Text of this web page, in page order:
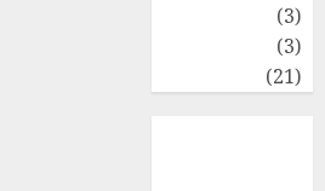
(3)
(3)
(21)